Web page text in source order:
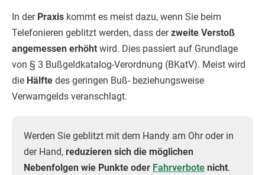
In derPraxis kommt es meist dazu, wenn Sie beim
Telefonieren geblitzt werden, dass derzweite Verstoß
angemessen erhöht wird. Dies passiert auf Grundlage
von § 3 Bußgeldkatalog-Verordnung (BKatV). Meist wird
die Hälfte des geringen Buß- beziehungsweise
Verwarngelds veranschlagt.
Werden Sie geblitzt mit dem Handy am Ohr oder in
der Hand, reduzieren sich die möglichen
Nebenfolgen wie Punkte oder Fahrverbote nicht.